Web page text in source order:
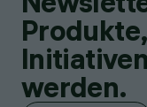
werden.